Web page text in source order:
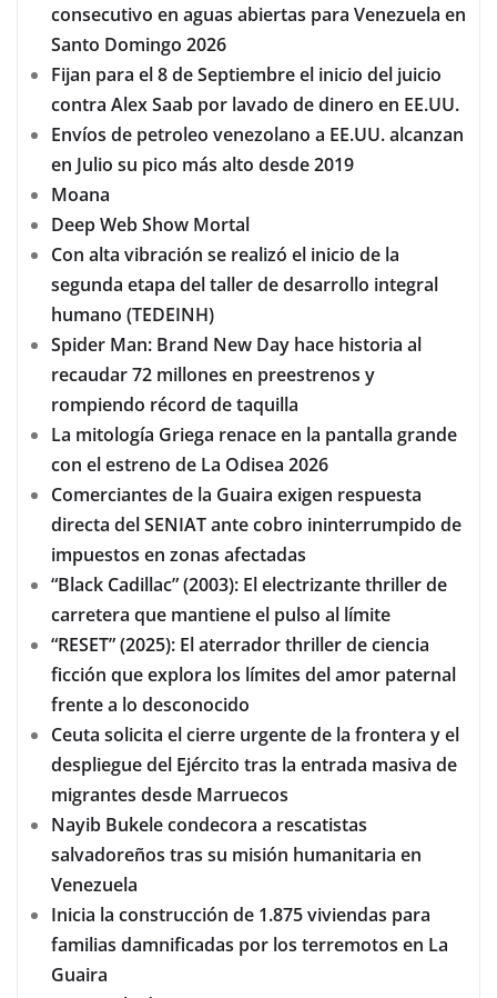
consecutivo en aguas abiertas para Venezuela en
Santo Domingo 2026
Fijan para el 8 de Septiembre el inicio del juicio
contra Alex Saab por lavado de dinero en EE.UU.
Envíos de petroleo venezolano a EE.UU. alcanzan
en Julio su pico más alto desde 2019
Moana
Deep Web Show Mortal
Con alta vibración se realizó el inicio de la
segunda etapa del taller de desarrollo integral
humano (TEDEINH)
Spider Man: Brand New Day hace historia al
recaudar 72 millones en preestrenos y
rompiendo récord de taquilla
La mitología Griega renace en la pantalla grande
con el estreno de La Odisea 2026
Comerciantes de la Guaira exigen respuesta
directa del SENIAT ante cobro ininterrumpido de
impuestos en zonas afectadas
“Black Cadillac” (2003): El electrizante thriller de
carretera que mantiene el pulso al límite
“RESET” (2025): El aterrador thriller de ciencia
ficción que explora los límites del amor paternal
frente a lo desconocido
Ceuta solicita el cierre urgente de la frontera y el
despliegue del Ejército tras la entrada masiva de
migrantes desde Marruecos
Nayib Bukele condecora a rescatistas
salvadoreños tras su misión humanitaria en
Venezuela
Inicia la construcción de 1.875 viviendas para
familias damnificadas por los terremotos en La
Guaira